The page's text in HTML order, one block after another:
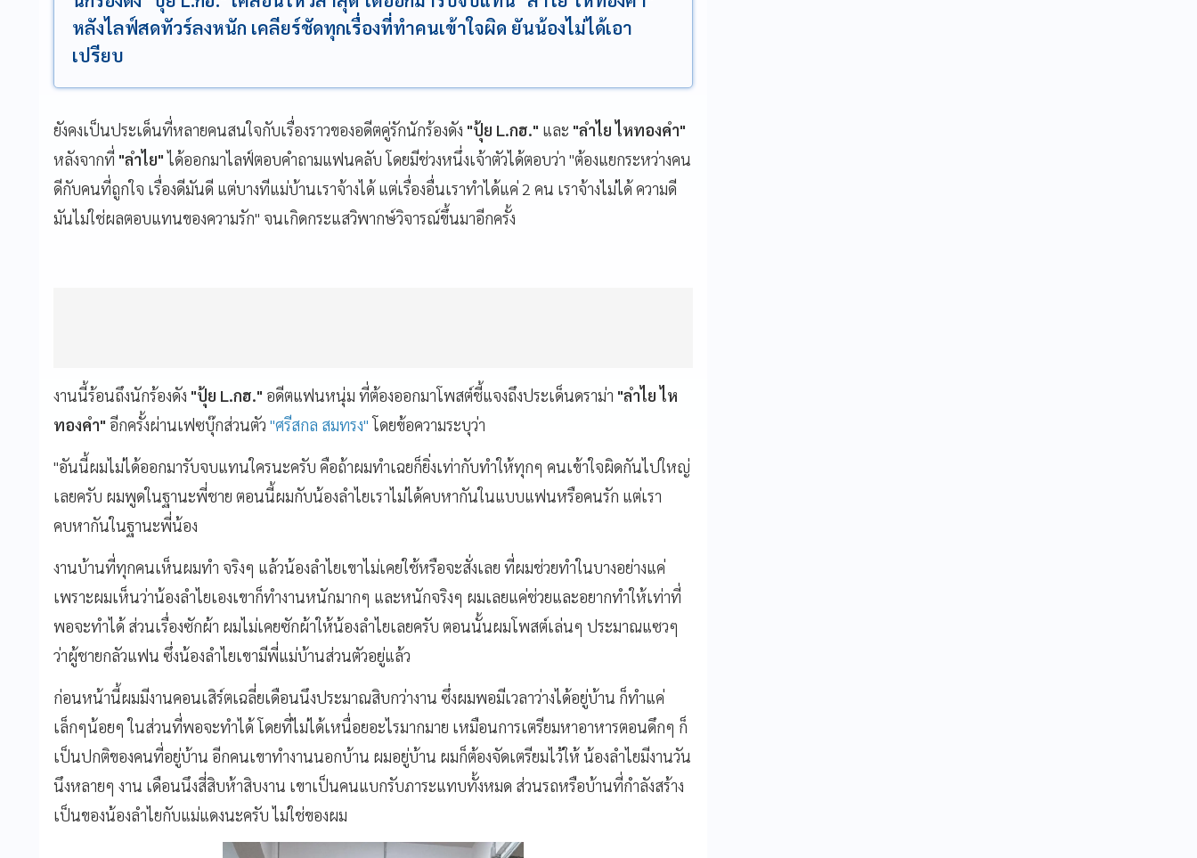
หลังไลฟ์สดทัวร์ลงหนัก เคลียร์ชัดทุกเรื่องที่ทำคนเข้าใจผิด ยันน้องไม่ได้เอา
เปรียบ
ยังคงเป็นประเด็นที่หลายคนสนใจกับเรื่องราวของอดีตคู่รักนักร้องดัง "ปุ้ย L.กฮ." และ "ลำไย ไหทองคำ"
หลังจากที่ "ลำไย"ได้ออกมาไลฟ์ตอบคำถามแฟนคลับ โดยมีช่วงหนึ่งเจ้าตัวได้ตอบว่า "ต้องแยกระหว่างคน
ดีกับคนที่ถูกใจ เรื่องดีมันดี แต่บางทีแม่บ้านเราจ้างได้ แต่เรื่องอื่นเราทำได้แค่ 2 คน เราจ้างไม่ได้ ความดี
มันไม่ใช่ผลตอบแทนของความรัก" จนเกิดกระแสวิพากษ์วิจารณ์ขึ้นมาอีกครั้ง
งานนี้ร้อนถึงนักร้องดัง "ปุ้ย L.กฮ." อดีตแฟนหนุ่ม ที่ต้องออกมาโพสต์ชี้แจงถึงประเด็นดราม่า "ลำไย ไห
ทองคำ" อีกครั้งผ่านเฟซบุ๊กส่วนตัว "ศรีสกล สมทรง"โดยข้อความระบุว่า
"อันนี้ผมไม่ได้ออกมารับจบแทนใครนะครับ คือถ้าผมทำเฉยก็ยิ่งเท่ากับทำให้ทุกๆ คนเข้าใจผิดกันไปใหญ่
เลยครับ ผมพูดในฐานะพี่ชาย ตอนนี้ผมกับน้องลำไยเราไม่ได้คบหากันในแบบแฟนหรือคนรัก แต่เรา
คบหากันในฐานะพี่น้อง
งานบ้านที่ทุกคนเห็นผมทำ จริงๆ แล้วน้องลำไยเขาไม่เคยใช้หรือจะสั่งเลย ที่ผมช่วยทำในบางอย่างแค่
เพราะผมเห็นว่าน้องลำไยเองเขาก็ทำงานหนักมากๆ และหนักจริงๆ ผมเลยแค่ช่วยและอยากทำให้เท่าที่
พอจะทำได้ ส่วนเรื่องซักผ้า ผมไม่เคยซักผ้าให้น้องลำไยเลยครับ ตอนนั้นผมโพสต์เล่นๆ ประมาณแซวๆ
ว่าผู้ชายกลัวแฟน ซึ่งน้องลำไยเขามีพี่แม่บ้านส่วนตัวอยู่แล้ว
ก่อนหน้านี้ผมมีงานคอนเสิร์ตเฉลี่ยเดือนนึงประมาณสิบกว่างาน ซึ่งผมพอมีเวลาว่างได้อยู่บ้าน ก็ทำแค่
เล็กๆน้อยๆ ในส่วนที่พอจะทำได้ โดยที่ไม่ได้เหนื่อยอะไรมากมาย เหมือนการเตรียมหาอาหารตอนดึกๆ ก็
เป็นปกติของคนที่อยู่บ้าน อีกคนเขาทำงานนอกบ้าน ผมอยู่บ้าน ผมก็ต้องจัดเตรียมไว้ให้ น้องลำไยมีงานวัน
นึงหลายๆ งาน เดือนนึงสี่สิบห้าสิบงาน เขาเป็นคนแบกรับภาระแทบทั้งหมด ส่วนรถหรือบ้านที่กำลังสร้าง
เป็นของน้องลำไยกับแม่แดงนะครับ ไม่ใช่ของผม